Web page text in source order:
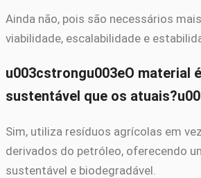
Ainda não, pois são necessários
viabilidade, escalabilidade e
u003cstrongu003eO material
sustentável que os
Sim, utiliza resíduos agrícolas em
derivados do petróleo, oferecendo
sustentável e biodegradável.